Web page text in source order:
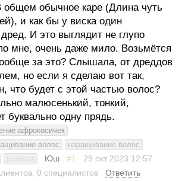
общем обычное каре (Длина чуть
и как бы у виска один
И это выглядит не глупо
мне, очень даже мило. Возьмётся
за это? Слышала, от дреддов
но если я сделаю вот так,
что будет с этой частью волос?
малюсенький, тонкий,
буквально одну прядь.
афрокосичек
волос
наращивание волос
Юш #1 29 окт 2023 12:57
0 специалистов
Ответить